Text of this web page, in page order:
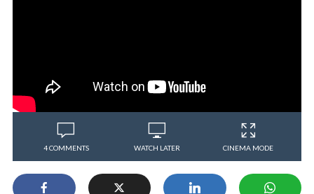
4 COMMENTS WATCH LATER CINEMA MODE